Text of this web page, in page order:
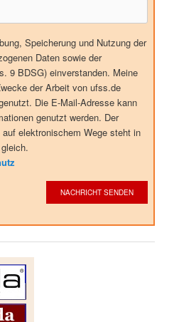
Speicherung und Nutzung der
Daten sowie der
9 BDSG) einverstanden. Meine
der Arbeit von ufss.de
Die E-Mail-Adresse kann
genutzt werden. Der
elektronischem Wege steht in